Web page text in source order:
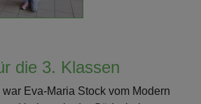
die 3. Klassen
Eva-Maria Stock vom Modern